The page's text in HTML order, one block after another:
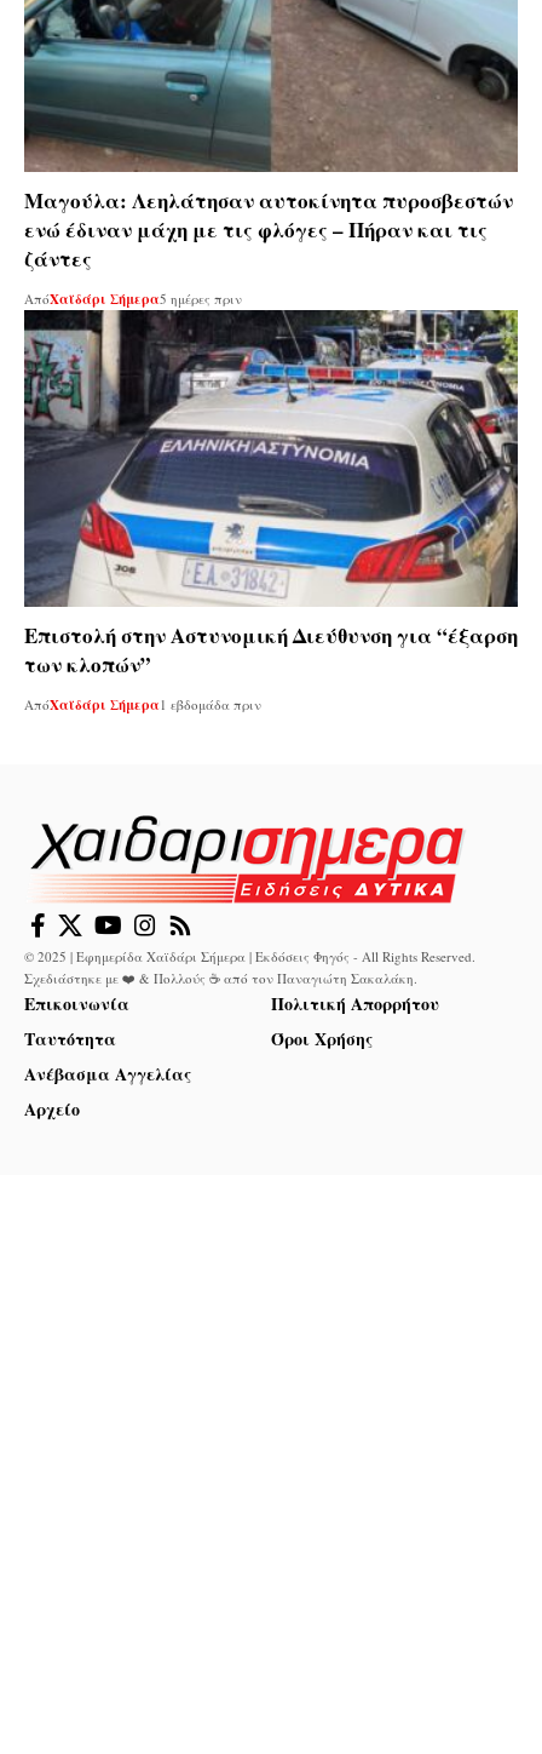
Μαγούλα: Λεηλάτησαν αυτοκίνητα πυροσβεστών
ενώ έδιναν μάχη με τις φλόγες – Πήραν και τις
ζάντες
ΑπόΧαϊδάρι Σήμερα5 ημέρες πριν
Επιστολή στην Αστυνομική Διεύθυνση για “έξαρση
των κλοπών”
ΑπόΧαϊδάρι Σήμερα 1 εβδομάδα πριν
© 2025 | Εφημερίδα Χαϊδάρι Σήμερα | Εκδόσεις Φηγός - All Rights Reserved.
Σχεδιάστηκε με ❤️ & Πολλούς ☕ από τον Παναγιώτη Σακαλάκη.
Επικοινωνία
Ταυτότητα
Ανέβασμα Αγγελίας
Αρχείο
Πολιτική Απορρήτου
Όροι Χρήσης